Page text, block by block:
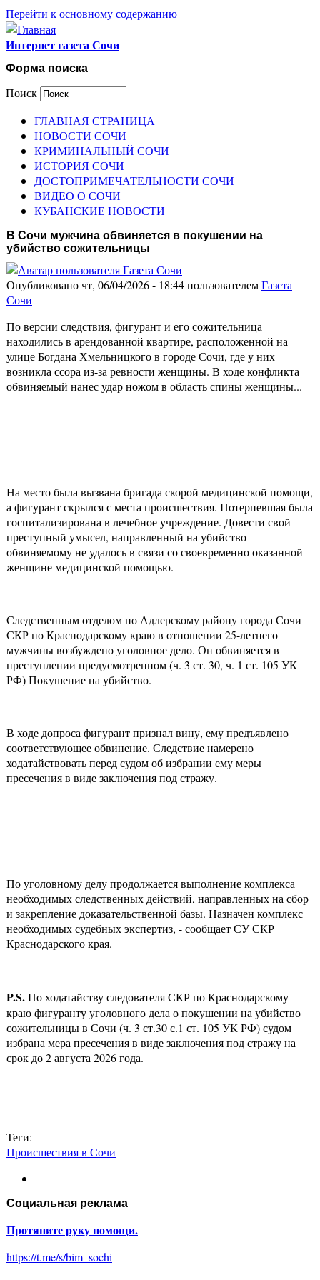
Перейти к основному содержанию
Интернет газета Сочи
Форма поиска
Поиск
ГЛАВНАЯ СТРАНИЦА
НОВОСТИ СОЧИ
КРИМИНАЛЬНЫЙ СОЧИ
ИСТОРИЯ СОЧИ
ДОСТОПРИМЕЧАТЕЛЬНОСТИ СОЧИ
ВИДЕО О СОЧИ
КУБАНСКИЕ НОВОСТИ
В Сочи мужчина обвиняется в покушении на
убийство сожительницы
Опубликовано чт, 06/04/2026 - 18:44 пользователемГазета
Сочи
По версии следствия, фигурант и его сожительница
находились в арендованной квартире, расположенной на
улице Богдана Хмельницкого в городе Сочи, где у них
возникла ссора из-за ревности женщины. В ходе конфликта
обвиняемый нанес удар ножом в область спины женщины...
На место была вызвана бригада скорой медицинской помощи,
а фигурант скрылся с места происшествия. Потерпевшая была
госпитализирована в лечебное учреждение. Довести свой
преступный умысел, направленный на убийство
обвиняемому не удалось в связи со своевременно оказанной
женщине медицинской помощью.
Следственным отделом по Адлерскому району города Сочи
СКР по Краснодарскому краю в отношении 25-летнего
мужчины возбуждено уголовное дело. Он обвиняется в
преступлении предусмотренном (ч. 3 ст. 30, ч. 1 ст. 105 УК
РФ) Покушение на убийство.
В ходе допроса фигурант признал вину, ему предъявлено
соответствующее обвинение. Следствие намерено
ходатайствовать перед судом об избрании ему меры
пресечения в виде заключения под стражу.
По уголовному делу продолжается выполнение комплекса
необходимых следственных действий, направленных на сбор
и закрепление доказательственной базы. Назначен комплекс
необходимых судебных экспертиз, - сообщает СУ СКР
Краснодарского края.
P.S.По ходатайству следователя СКР по Краснодарскому
краю фигуранту уголовного дела о покушении на убийство
сожительницы в Сочи (ч. 3 ст.30 с.1 ст. 105 УК РФ) судом
избрана мера пресечения в виде заключения под стражу на
срок до 2 августа 2026 года.
Теги:
Происшествия в Сочи
Социальная реклама
Протяните руку помощи.
https://t.me/s/bim_sochi